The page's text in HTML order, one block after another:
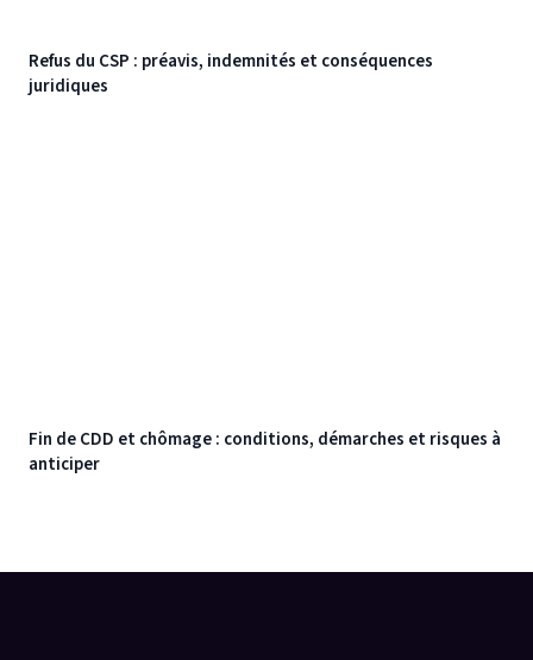
Refus du CSP : préavis, indemnités et conséquences
juridiques
Fin de CDD et chômage : conditions, démarches et risques à
anticiper